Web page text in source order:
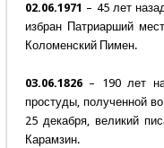
02.06.1971 – 45 лет
избран Патриарший
Коломенский Пимен.
03.06.1826 – 190 лет
простуды, полученной
25 декабря, великий
Карамзин.